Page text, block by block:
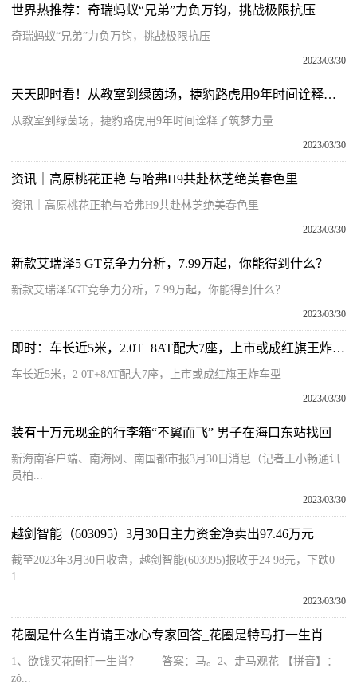
世界热推荐：奇瑞蚂蚁“兄弟”力负万钧，挑战极限抗压
奇瑞蚂蚁“兄弟”力负万钧，挑战极限抗压
2023/03/30
天天即时看！从教室到绿茵场，捷豹路虎用9年时间诠释了筑梦力量
从教室到绿茵场，捷豹路虎用9年时间诠释了筑梦力量
2023/03/30
资讯｜高原桃花正艳 与哈弗H9共赴林芝绝美春色里
资讯｜高原桃花正艳与哈弗H9共赴林芝绝美春色里
2023/03/30
新款艾瑞泽5 GT竞争力分析，7.99万起，你能得到什么？
新款艾瑞泽5GT竞争力分析，7 99万起，你能得到什么？
2023/03/30
即时：车长近5米，2.0T+8AT配大7座，上市或成红旗王炸车型
车长近5米，2 0T+8AT配大7座，上市或成红旗王炸车型
2023/03/30
装有十万元现金的行李箱“不翼而飞” 男子在海口东站找回
新海南客户端、南海网、南国都市报3月30日消息（记者王小畅通讯
员柏...
2023/03/30
越剑智能（603095）3月30日主力资金净卖出97.46万元
截至2023年3月30日收盘，越剑智能(603095)报收于24 98元，下跌0
1...
2023/03/30
花圈是什么生肖请王冰心专家回答_花圈是特马打一生肖
1、欲钱买花圈打一生肖？——答案：马。2、走马观花 【拼音】：
zǒ...